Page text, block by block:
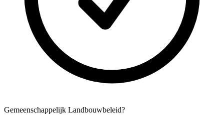
Gemeenschappelijk Landbouwbeleid?